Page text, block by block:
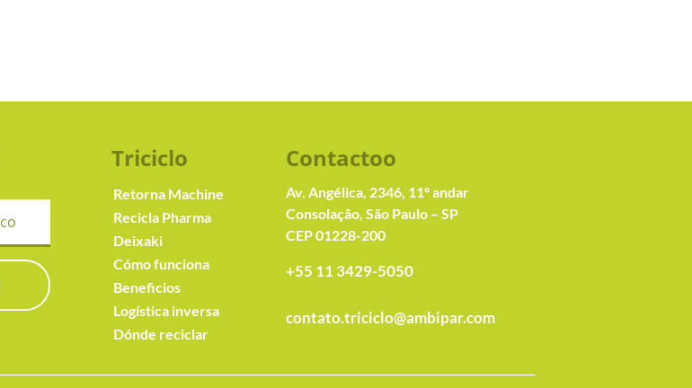
Triciclo
Retorna Machine
Recicla Pharma
Deixaki
Cómo funciona
Beneficios
Logística inversa
Dónde reciclar
Contactoo
Av. Angélica, 2346, 11º andar
Consolação, São Paulo – SP
CEP 01228-200
+55 11 3429-5050
contato.triciclo@ambipar.com